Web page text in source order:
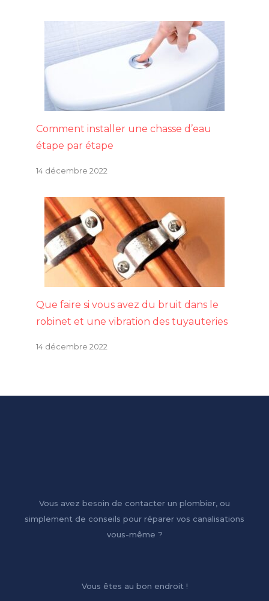
Comment installer une chasse d’eau
étape par étape
14 décembre 2022
Que faire si vous avez du bruit dans le
robinet et une vibration des tuyauteries
14 décembre 2022
Vous avez besoin de contacter un plombier, ou
simplement de conseils pour réparer vos canalisations
vous-même ?
Vous êtes au bon endroit !